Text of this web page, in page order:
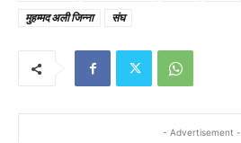
मुहम्मद अली जिन्ना संघ
- Advertisement -